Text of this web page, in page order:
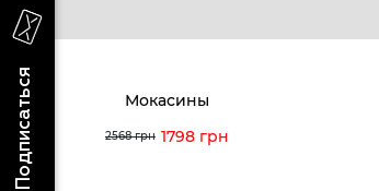
Мокасины
2568 грн 1798 грн
Подписаться